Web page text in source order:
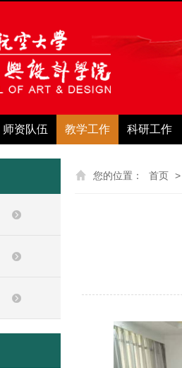
师资队伍 教学工作 科研工作
您的位置： 首页 >